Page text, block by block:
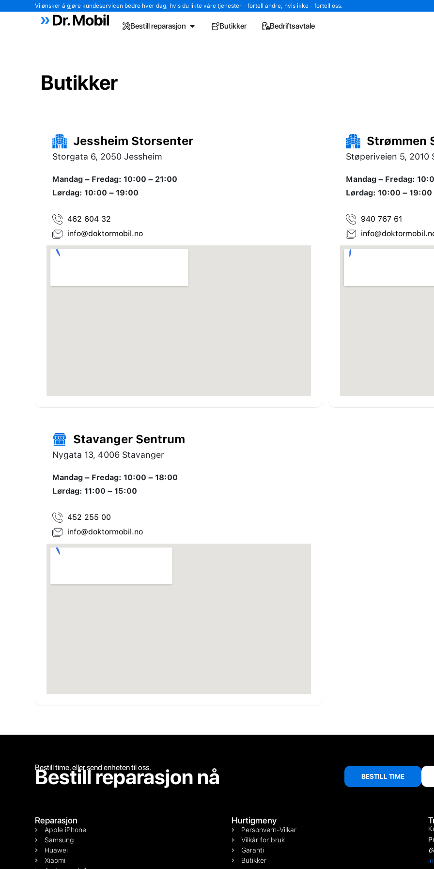
Vi ønsker å gjøre kundeservicen bedre hver dag, hvis du likte våre tjenester - fortell andre, hvis ikke - fortell oss.
Bestill reparasjon Butikker Bedriftsavtale
Butikker
Jessheim Storsenter
Storgata 6, 2050 Jessheim
Mandag – Fredag: 10:00 – 21:00
Lørdag: 10:00 – 19:00
462 604 32
info@doktormobil.no
Strømmen
Støperiveien 5, 2010
Mandag – Fredag:
Lørdag: 10:00 – 19:00
940 767 61
Stavanger Sentrum
Nygata 13, 4006 Stavanger
Mandag – Fredag: 10:00 – 18:00
Lørdag: 11:00 – 15:00
452 255 00
info@doktormobil.no
Bestill time, eller send enheten til oss.
Bestill reparasjon nå BESTILL TIME
Reparasjon
Apple iPhone
Samsung
Huawei
Xiaomi
Hurtigmeny
Personvern-Vilkar
Vilkår for bruk
Garanti
Butikker